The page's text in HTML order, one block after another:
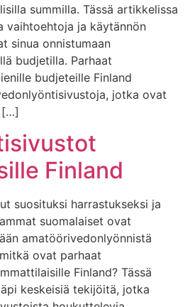
summilla. Tässä artikkelissa
vaihtoehtoja ja käytännön
sinua onnistumaan
budjetilla. Parhaat
budjeteille Finland
jotka ovat
[…]
Finland
suosituksi harrastukseksi ja
suomalaiset ovat
amatöörivedonlyönnistä
ovat parhaat
Finland? Tässä
keskeisiä tekijöitä, jotka